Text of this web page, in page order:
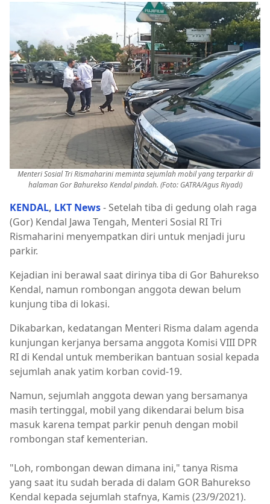
Menteri Sosial Tri Rismaharini meminta sejumlah mobil yang terparkir di
halaman Gor Bahurekso Kendal pindah. (Foto: GATRA/Agus Riyadi)
KENDAL, LKT News- Setelah tiba di gedung olah raga
(Gor) Kendal Jawa Tengah, Menteri Sosial RI Tri
Rismaharini menyempatkan diri untuk menjadi juru
parkir.
Kejadian ini berawal saat dirinya tiba di Gor Bahurekso
Kendal, namun rombongan anggota dewan belum
kunjung tiba di lokasi.
Dikabarkan, kedatangan Menteri Risma dalam agenda
kunjungan kerjanya bersama anggota Komisi VIII DPR
RI di Kendal untuk memberikan bantuan sosial kepada
sejumlah anak yatim korban covid-19.
Namun, sejumlah anggota dewan yang bersamanya
masih tertinggal, mobil yang dikendarai belum bisa
masuk karena tempat parkir penuh dengan mobil
rombongan staf kementerian.
"Loh, rombongan dewan dimana ini," tanya Risma
yang saat itu sudah berada di dalam GOR Bahurekso
Kendal kepada sejumlah stafnya, Kamis (23/9/2021).